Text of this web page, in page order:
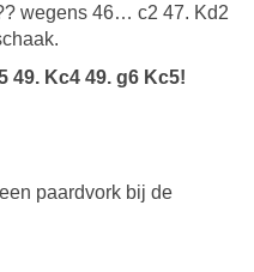
wegens 46… c2 47. Kd2
49. Kc4 49. g6 Kc5!
paardvork bij de